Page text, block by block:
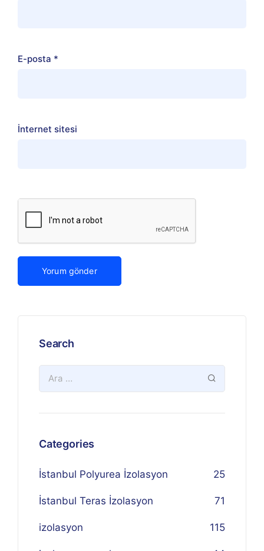
E-posta *
İnternet sitesi
Search
Categories
İstanbul Polyurea İzolasyon 25
İstanbul Teras İzolasyon 71
izolasyon 115